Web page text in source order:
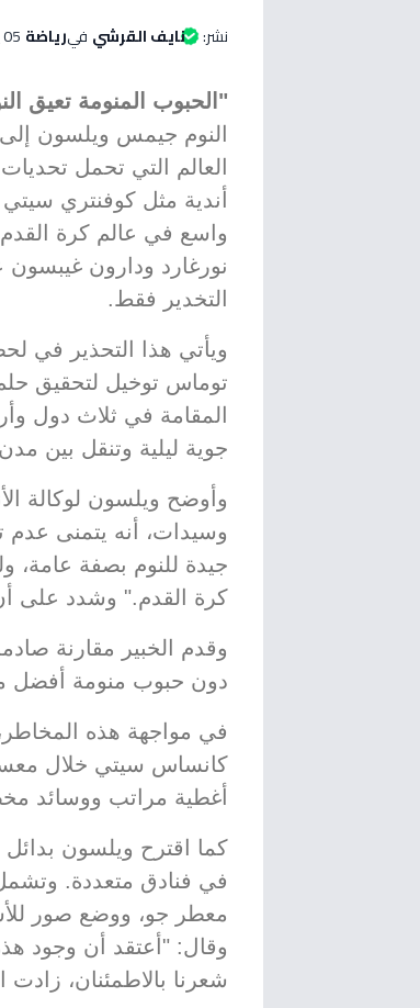
نشر: نايف القرشي فيرياضة 05 يونيو 2026 الساعة 05:55 صباحاً
"الحبوب المنومة تعيق
النوم جيمس ويلسون
العالم التي تحمل
أندية مثل كوفنتري
واسع في عالم كرة
نورغارد ودارون
التخدير فقط.
ويأتي هذا التحذير في
المقامة في ثلاث دول
جوية ليلية وتنقل بين
وأوضح ويلسون لوكالة
وسيدات، أنه يتمنى عدم
جيدة للنوم بصفة عامة،
كرة القدم." وشدد على أن
وقدم الخبير مقارنة
دون حبوب منومة أفضل
في مواجهة هذه المخاطر،
كانساس سيتي خلال
أغطية مراتب ووسائد
كما اقترح ويلسون بدائل
في فنادق متعددة.
معطر جو، ووضع صور
وقال: "أعتقد أن وجود هذه
شعرنا بالاطمئنان،